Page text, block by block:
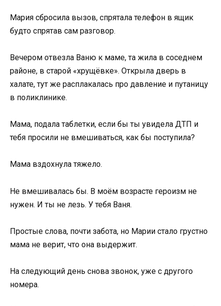
Мария сбросила вызов, спрятала телефон в ящик
будто спрятав сам разговор.
Вечером отвезла Ваню к маме, та жила в соседнем
районе, в старой «хрущёвке». Открыла дверь в
халате, тут же расплакалась про давление и путаницу
в поликлинике.
Мама, подала таблетки, если бы ты увидела ДТП и
тебя просили не вмешиваться, как бы поступила?
Мама вздохнула тяжело.
Не вмешивалась бы. В моём возрасте героизм не
нужен. И ты не лезь. У тебя Ваня.
Простые слова, почти забота, но Марии стало грустно
мама не верит, что она выдержит.
На следующий день снова звонок, уже с другого
номера.